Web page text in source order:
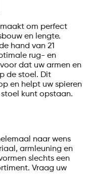
om perfect
en lengte.
hand van 21
rug- en
dat uw armen en
de stoel. Dit
en helpt uw spieren
kunt opstaan.
naar wens
armleuning en
slechts een
Vraag uw